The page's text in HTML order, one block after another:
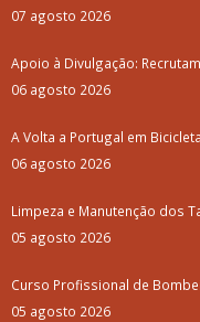
07 agosto 2026
Apoio à Divulgação:
06 agosto 2026
A Volta a Portugal em
06 agosto 2026
Limpeza e Manutenção dos
05 agosto 2026
Curso Profissional de
05 agosto 2026